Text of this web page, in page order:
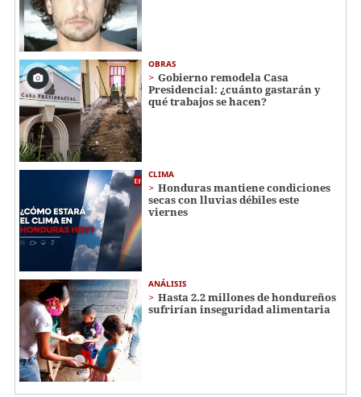
OBRAS
Gobierno remodela Casa
Presidencial: ¿cuánto gastarán y
qué trabajos se hacen?
CLIMA
Honduras mantiene condiciones
secas con lluvias débiles este
viernes
ANÁLISIS
Hasta 2.2 millones de hondureños
sufrirían inseguridad alimentaria